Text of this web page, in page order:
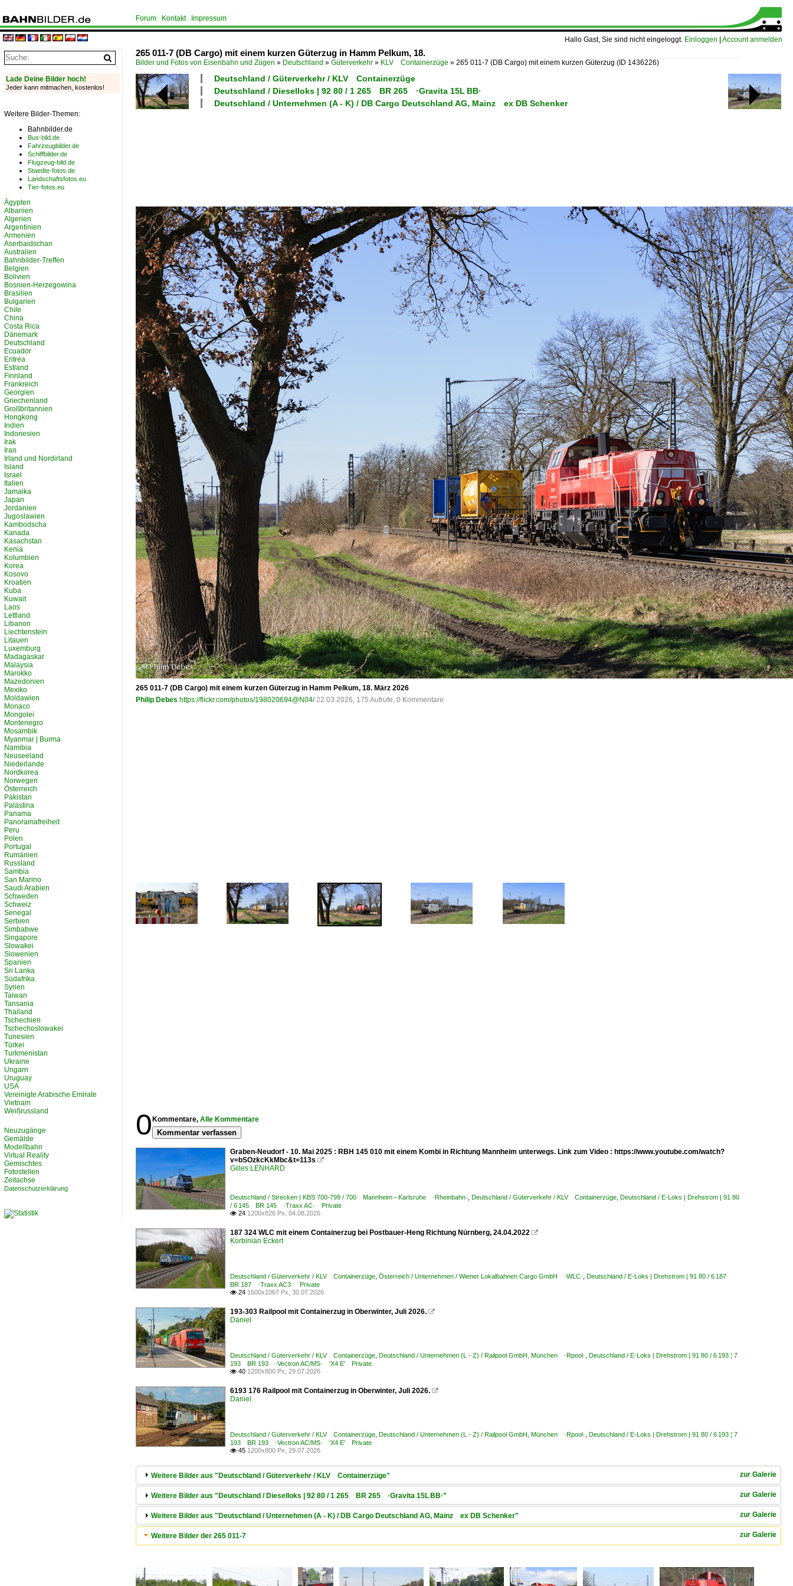
Hallo Gast, Sie sind nicht eingeloggt. Einloggen Account anmelden
Forum Kontakt Impressum
265 011-7 (DB Cargo) mit einem kurzen Güterzug in Hamm Pelkum, 18.
Bilder und Fotos von Eisenbahn und Zügen » Deutschland » Güterverkehr » KLV Containerzüge » 265 011-7 (DB Cargo) mit einem kurzen Güterzug (ID 1436226)
Deutschland / Güterverkehr / KLV Containerzüge
Deutschland / Dieselloks | 92 80 / 1 265 BR 265 ·Gravita 15L BB·
Deutschland / Unternehmen (A - K) / DB Cargo Deutschland AG, Mainz ex DB Schenker
265 011-7 (DB Cargo) mit einem kurzen Güterzug in Hamm Pelkum, 18. März 2026
Philip Debes https://flickr.com/photos/198020694@N04/ 22.03.2026, 175 Aufrufe, 0 Kommentare
0 Kommentare, Alle Kommentare
Kommentar verfassen
Graben-Neudorf - 10. Mai 2025 : RBH 145 010 mit einem Kombi in Richtung Mannheim unterwegs. Link zum Video : https://www.youtube.com/watch?
v=bSOzkcKkMbc&t=113s 
Gilles LENHARD
Deutschland / Strecken | KBS 700-799 / 700 Mannheim – Karlsruhe ·Rheinbahn· Deutschland / Güterverkehr / KLV Containerzüge Deutschland / E-Loks | Drehstrom | 91 80
/ 6 145 BR 145 ·Traxx AC· Private
 24 1200x826 Px, 04.08.2026
187 324 WLC mit einem Containerzug bei Postbauer-Heng Richtung Nürnberg, 24.04.2022 
Korbinian Eckert
Deutschland / Güterverkehr / KLV Containerzüge Österreich / Unternehmen / Wiener Lokalbahnen Cargo GmbH ·WLC· Deutschland / E-Loks | Drehstrom | 91 80 / 6 187
BR 187 ·Traxx AC3· Private
 24 1600x1067 Px, 30.07.2026
193-303 Railpool mit Containerzug in Oberwinter, Juli 2026. 
Daniel
Deutschland / Güterverkehr / KLV Containerzüge Deutschland / Unternehmen (L - Z) / Railpool GmbH, München ·Rpool· Deutschland / E-Loks | Drehstrom | 91 80 / 6 193 ¦ 7
193 BR 193 ·Vectron AC/MS· 'X4 E' Private
 40 1200x800 Px, 29.07.2026
6193 176 Railpool mit Containerzug in Oberwinter, Juli 2026. 
Daniel
Deutschland / Güterverkehr / KLV Containerzüge Deutschland / Unternehmen (L - Z) / Railpool GmbH, München ·Rpool· Deutschland / E-Loks | Drehstrom | 91 80 / 6 193 ¦ 7
193 BR 193 ·Vectron AC/MS· 'X4 E' Private
 45 1200x800 Px, 29.07.2026
zur Galerie
Weitere Bilder aus "Deutschland / Güterverkehr / KLV Containerzüge"
zur Galerie
Weitere Bilder aus "Deutschland / Dieselloks | 92 80 / 1 265 BR 265 ·Gravita 15L BB·"
zur Galerie
Weitere Bilder aus "Deutschland / Unternehmen (A - K) / DB Cargo Deutschland AG, Mainz ex DB Schenker"
zur Galerie
Weitere Bilder der 265 011-7
Lade Deine Bilder hoch!
Jeder kann mitmachen, kostenlos!
Weitere Bilder-Themen:
Bahnbilder.de
Bus-bild.de
Fahrzeugbilder.de
Schiffbilder.de
Flugzeug-bild.de
Staedte-fotos.de
Landschaftsfotos.eu
Tier-fotos.eu
Ägypten
Albanien
Algerien
Argentinien
Armenien
Aserbaidschan
Australien
Bahnbilder-Treffen
Belgien
Bolivien
Bosnien-Herzegowina
Brasilien
Bulgarien
Chile
China
Costa Rica
Dänemark
Deutschland
Ecuador
Eritrea
Estland
Finnland
Frankreich
Georgien
Griechenland
Großbritannien
Hongkong
Indien
Indonesien
Irak
Iran
Irland und Nordirland
Island
Israel
Italien
Jamaika
Japan
Jordanien
Jugoslawien
Kambodscha
Kanada
Kasachstan
Kenia
Kolumbien
Korea
Kosovo
Kroatien
Kuba
Kuwait
Laos
Lettland
Libanon
Liechtenstein
Litauen
Luxemburg
Madagaskar
Malaysia
Marokko
Mazedonien
Mexiko
Moldawien
Monaco
Mongolei
Montenegro
Mosambik
Myanmar | Burma
Namibia
Neuseeland
Niederlande
Nordkorea
Norwegen
Österreich
Pakistan
Palästina
Panama
Panoramafreiheit
Peru
Polen
Portugal
Rumänien
Russland
Sambia
San Marino
Saudi Arabien
Schweden
Schweiz
Senegal
Serbien
Simbabwe
Singapore
Slowakei
Slowenien
Spanien
Sri Lanka
Südafrika
Syrien
Taiwan
Tansania
Thailand
Tschechien
Tschechoslowakei
Tunesien
Türkei
Turkmenistan
Ukraine
Ungarn
Uruguay
USA
Vereinigte Arabische Emirate
Vietnam
Weißrussland
Neuzugänge
Gemälde
Modellbahn
Virtual Reality
Gemischtes
Fotostellen
Zeitachse
Datenschutzerklärung